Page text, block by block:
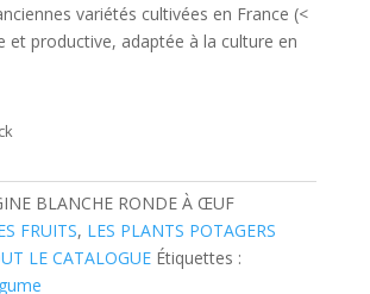
variétés cultivées en France (<
et productive, adaptée à la culture en
BLANCHE RONDE À ŒUF
FRUITS, LES PLANTS POTAGERS
LE CATALOGUE Étiquettes :